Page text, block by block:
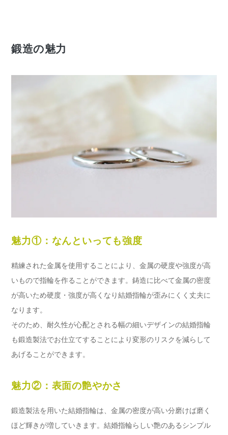
鍛造の魅力
魅力①：なんといっても強度
精練された金属を使用することにより、金属の硬度や強度が高
いもので指輪を作ることができます。鋳造に比べて金属の密度
が高いため硬度・強度が高くなり結婚指輪が歪みにくく丈夫に
なります。
そのため、耐久性が心配とされる幅の細いデザインの結婚指輪
も鍛造製法でお仕立てすることにより変形のリスクを減らして
あげることができます。
魅力②：表面の艶やかさ
鍛造製法を用いた結婚指輪は、金属の密度が高い分磨けば磨く
ほど輝きが増していきます。結婚指輪らしい艶のあるシンプル